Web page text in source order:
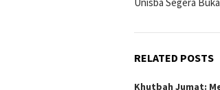
navigation
Unisba Segera
RELATED POSTS
Khutbah Jumat: